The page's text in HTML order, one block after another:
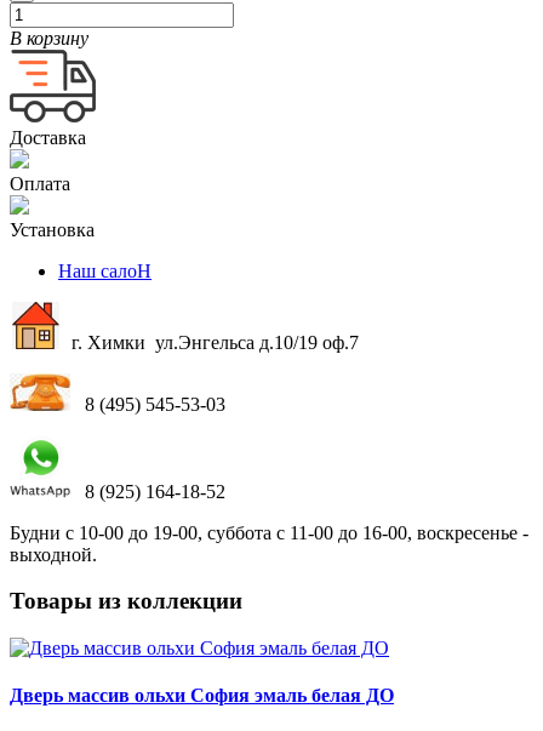
В корзину
Доставка
Оплата
Установка
Наш салоН
г. Химки ул.Энгельса д.10/19 оф.7
8 (495) 545-53-03
8 (925) 164-18-52
Будни с 10-00 до 19-00, суббота с 11-00 до 16-00, воскресенье -
выходной.
Товары из коллекции
Дверь массив ольхи София эмаль белая ДО